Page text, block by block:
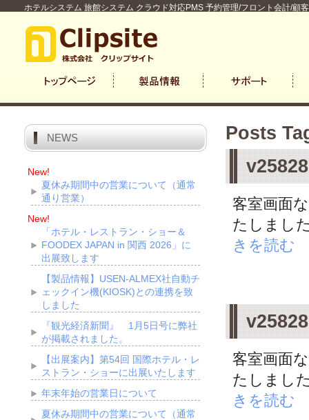
ホテルシステム 旅館システム クラウド対応PMS 予約管理/フロント会計/顧
Posts
客室画面
たしまし
きを読む
客室画面
たしまし
きを読む
NEWS
New!
夏休み期間中の営業について（通常
通り営業）
New!
「ホテル・レストラン・ショー＆
FOODEX JAPAN in 関西 2026」に
出展致します
【製品情報】USEN-ALMEX社自動チ
ェックイン機(KIOSK)との連携を致
しました
『観光経済新聞』 1月5日号に弊社
が掲載されました。
【出展案内】第54回 国際ホテル・レ
ストラン・ショーに出展いたします
年末年始の営業日について
夏休み期間中の営業について（通常